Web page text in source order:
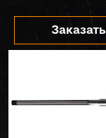
Заказать